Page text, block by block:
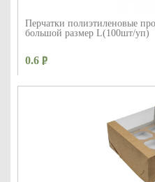
Перчатки полиэтиленовые
большой размер L(100шт/уп)
0.6